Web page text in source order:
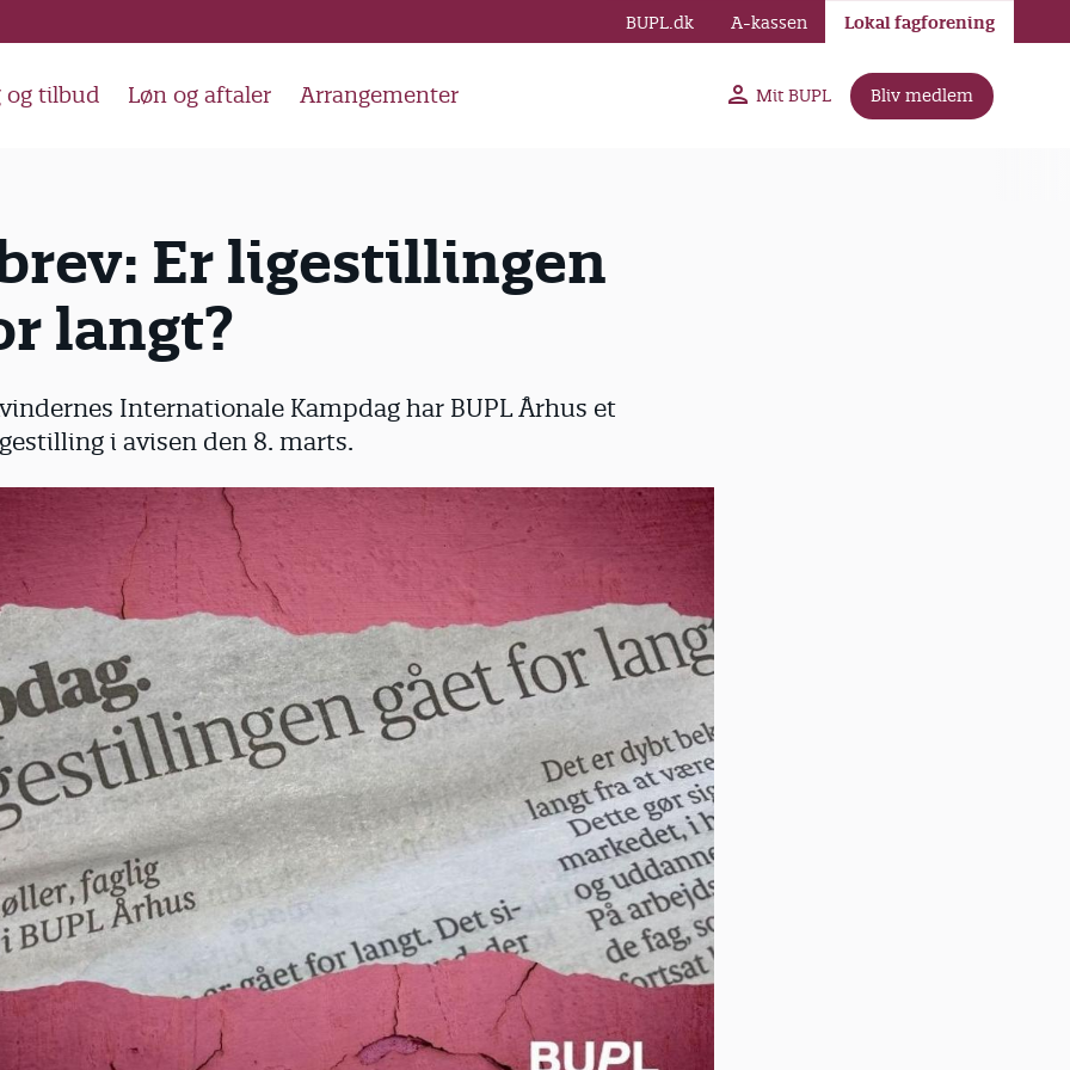
og tilbud Løn og aftaler Arrangementer Mit BUPL Bliv medlem
BUPL.dk A-kassen Lokal fagforening
Er ligestillingen
langt?
Internationale Kampdag har BUPL Århus et
i avisen den 8. marts.